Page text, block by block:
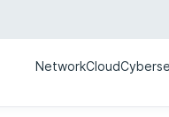
NetworkCloud